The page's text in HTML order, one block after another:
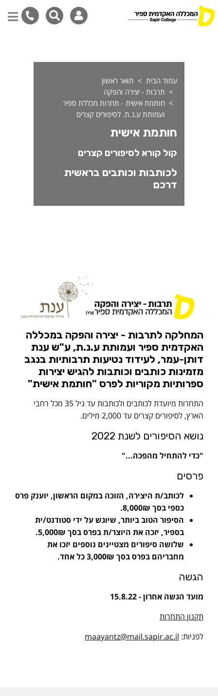
המרכזי
עמוד הבית
תואר ראשון
תרבות - יצירה והפקה
חותמת אישית - תחרות מכללת ספיר
ועמותת ע.נ.ת. לסיפורים קצרים
חותמת אישית
קול קורא לסיפורים קצרים
לכותבות וכותבים בראשית
דרכם
המחלקה לתרבות - יצירה והפקה במכללה
האקדמית ספיר ועמותת ע.נ.ת, ע"ש ענת
דותן-עמר, לעידוד נטיעות תרבותיות בנגב
מזמינות כותבים וכותבות להגיש יצירות
ספרותיות מקוריות לפרס "חותמת אישית"
התחרות מיועדת לכותבים ולכותבות עד גיל 35 מכל רחבי
הארץ, לסיפורים קצרים עד 2,000 מילים.
נושא הסיפורים לשנת 2022
"כדי להתחיל מהפכה..."
פרסים
לכותב/ת היצירה, הזוכה במקום הראשון, יוענק פרס
כספי בסך 8,000₪.
הסיפור הטוב ביותר, שיוגש על ידי סטודנט/ית
בספיר, יזכה את היוצר/ת בפרס בסך 5,000₪.
שלושה סיפורים מצטיינים נוספים יזכו את
מחבריהם בפרס בסך 3,000₪ כל אחד.
הגשה
מועד הגשה אחרון - 15.8.22
תקנון התחרות
לפניות: maayantz@mail.sapir.ac.il